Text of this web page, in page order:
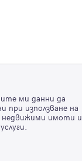
ми данни да
при използване на
недвижими имоти и